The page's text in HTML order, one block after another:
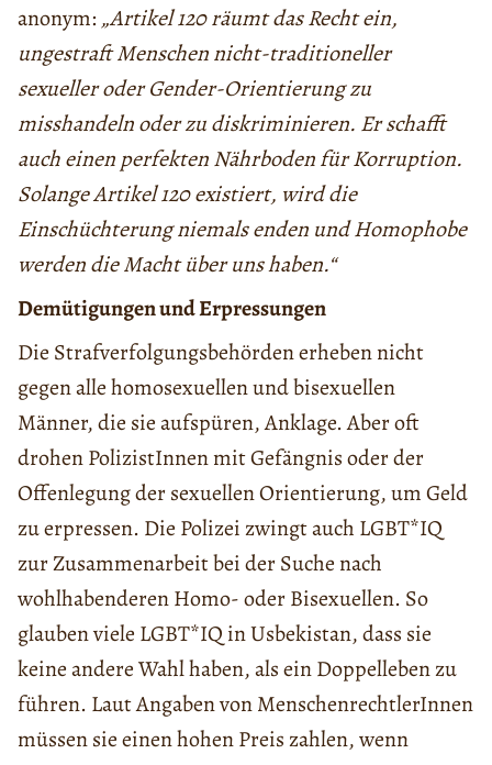
anonym: „Artikel 120 räumt das Recht ein,
ungestraft Menschen nicht-traditioneller
sexueller oder Gender-Orientierung zu
misshandeln oder zu diskriminieren. Er schafft
auch einen perfekten Nährboden für Korruption.
Solange Artikel 120 existiert, wird die
Einschüchterung niemals enden und Homophobe
werden die Macht über uns haben.“
Demütigungen und Erpressungen
Die Strafverfolgungsbehörden erheben nicht
gegen alle homosexuellen und bisexuellen
Männer, die sie aufspüren, Anklage. Aber oft
drohen PolizistInnen mit Gefängnis oder der
Offenlegung der sexuellen Orientierung, um Geld
zu erpressen. Die Polizei zwingt auch LGBT*IQ
zur Zusammenarbeit bei der Suche nach
wohlhabenderen Homo- oder Bisexuellen. So
glauben viele LGBT*IQ in Usbekistan, dass sie
keine andere Wahl haben, als ein Doppelleben zu
führen. Laut Angaben von MenschenrechtlerInnen
müssen sie einen hohen Preis zahlen, wenn